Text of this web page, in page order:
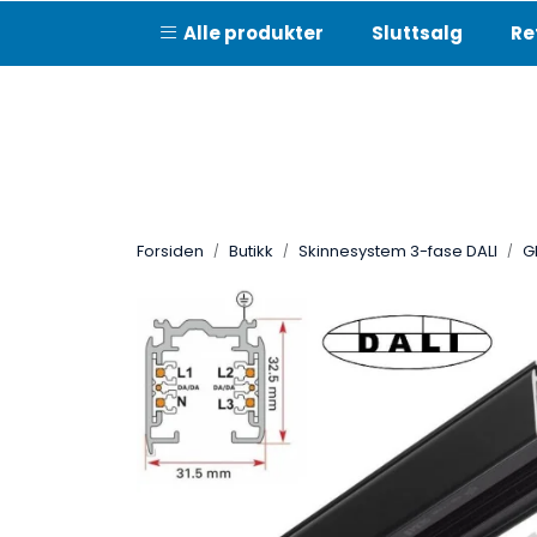
Alle produkter Sluttsalg
Forsiden Butikk Skinnesystem 3-fase DALI